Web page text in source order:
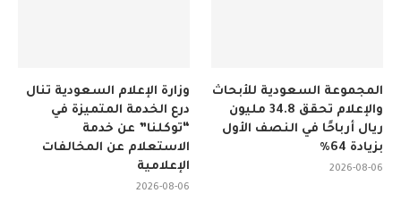
وزارة الإعلام السعودية تنال
درع الخدمة المتميزة في
“توكلنا” عن خدمة
الاستعلام عن المخالفات
الإعلامية
2026-08-06
المجموعة السعودية للأبحاث
والإعلام تحقق 34.8 مليون
ريال أرباحًا في النصف الأول
بزيادة 64%
2026-08-06